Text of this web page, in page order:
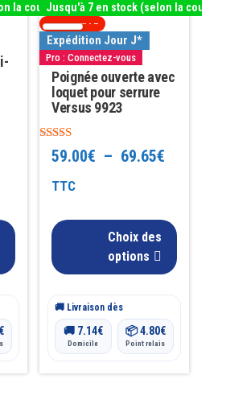
la couleur)Jusqu'à 7 en stock (selon la
TOP VENTE
Expédition Jour J*
Pro : Connectez-vous
Poignée ouverte avec
loquet pour serrure
Versus 9923
Note
4.89
59.00€ – 69.65€Plage
à
TTC
Choix des
options
variations.
Les
options
peuvent
être
choisies
sur
🚚 Livraison dès
🚚 7.14€
Domicile
📦4.80€
Point relais